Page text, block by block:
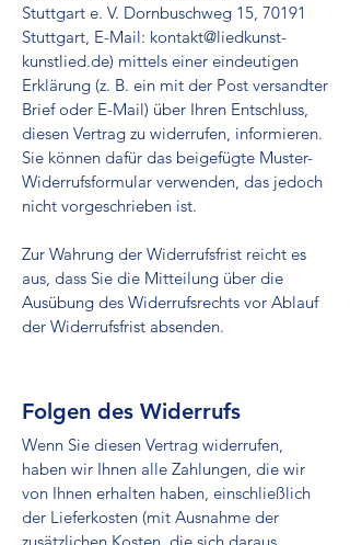
Stuttgart e. V. Dornbuschweg 15, 70191
Stuttgart, E-Mail: kontakt@liedkunst-
kunstlied.de) mittels einer eindeutigen
Erklärung (z. B. ein mit der Post versandter
Brief oder E-Mail) über Ihren Entschluss,
diesen Vertrag zu widerrufen, informieren.
Sie können dafür das beigefügte Muster-
Widerrufsformular verwenden, das jedoch
nicht vorgeschrieben ist.
Zur Wahrung der Widerrufsfrist reicht es
aus, dass Sie die Mitteilung über die
Ausübung des Widerrufsrechts vor Ablauf
der Widerrufsfrist absenden.
Folgen des Widerrufs
Wenn Sie diesen Vertrag widerrufen,
haben wir Ihnen alle Zahlungen, die wir
von Ihnen erhalten haben, einschließlich
der Lieferkosten (mit Ausnahme der